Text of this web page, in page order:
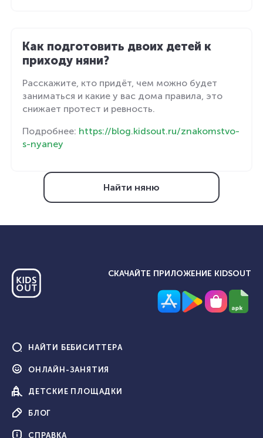
Как подготовить двоих детей к
приходу няни?
Расскажите, кто придёт, чем можно будет
заниматься и какие у вас дома правила, это
снижает протест и ревность.
Подробнее: https://blog.kidsout.ru/znakomstvo-
s-nyaney
Найти няню
СКАЧАЙТЕ ПРИЛОЖЕНИЕ KIDSOUT
НАЙТИ БЕБИСИТТЕРА
ОНЛАЙН-ЗАНЯТИЯ
ДЕТСКИЕ ПЛОЩАДКИ
БЛОГ
СПРАВКА